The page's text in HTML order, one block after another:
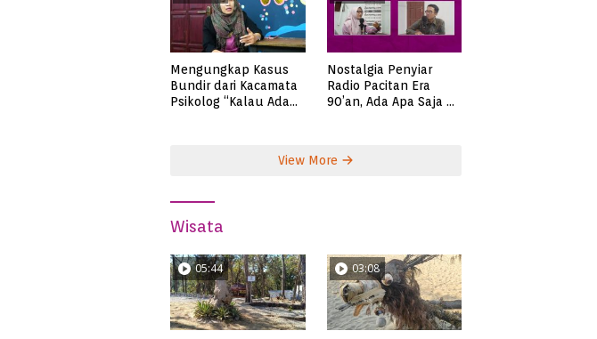
Mengungkap Kasus
Bundir dari Kacamata
Psikolog “Kalau Ada
Nostalgia Penyiar
Radio Pacitan Era
90’an, Ada Apa Saja di
View More
Wisata
05:44 03:08